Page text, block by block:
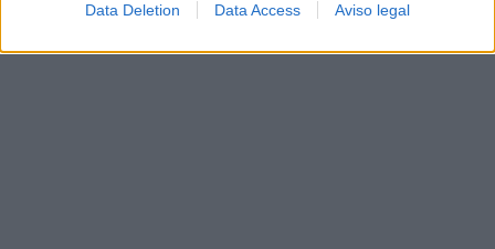
Data Deletion Data Access Aviso legal